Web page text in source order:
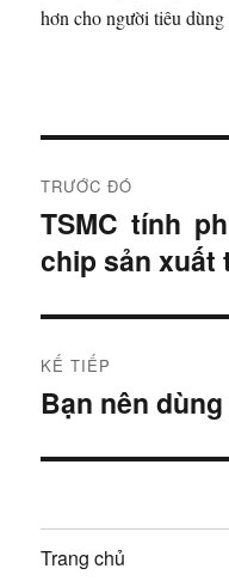
hơn cho người tiêu dùng
i
ề
u
h
ư
ớ
g
TRƯỚC ĐÓ
B
à
t
r
ư
ớ
c
TSMC tính
chip sản xuất
KẾ TIẾP
B
i
i
ế
Bạn nên
Trang chủ